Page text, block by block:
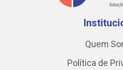
Quem
Política de